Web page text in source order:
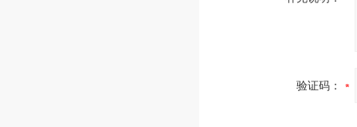
验证码：